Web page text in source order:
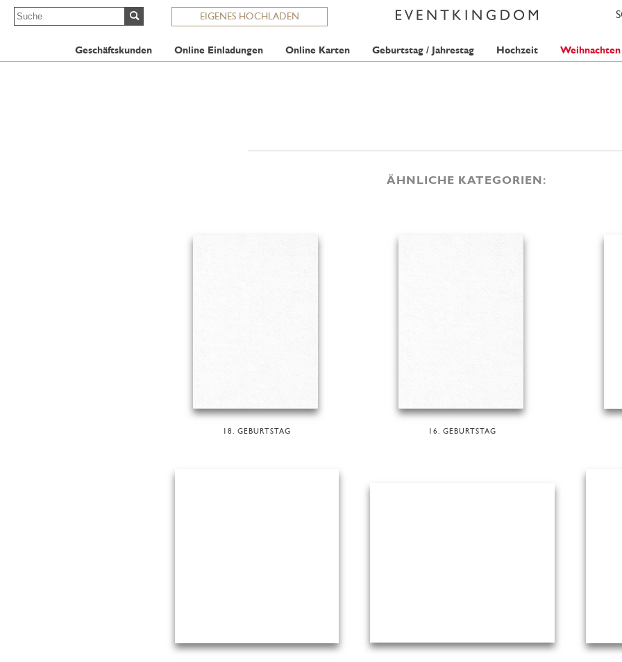
EIGENES HOCHLADEN
Geschäftskunden Online Einladungen Online Karten Geburtstag / Jahrestag Hochzeit Weihnachten
ÄHNLICHE KATEGORIEN:
18. GEBURTSTAG 16. GEBURTSTAG